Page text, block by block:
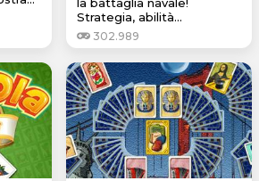
Strategia, abilità...
302.989